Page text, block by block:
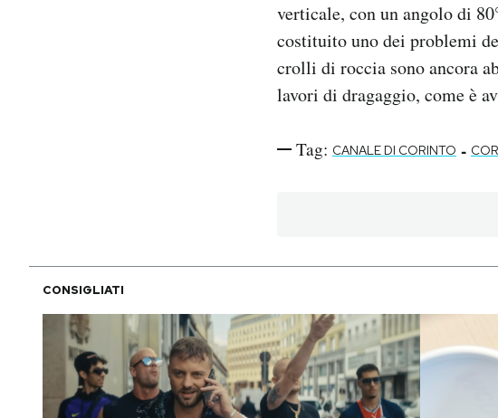
verticale, con un angolo di
costituito uno dei problemi
crolli di roccia sono ancora
lavori di dragaggio, come è
Tag: CANALE DI CORINTO -
CONSIGLIATI